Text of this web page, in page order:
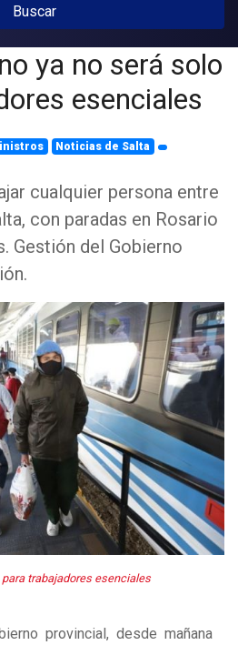
Buscar
ya no será solo
esenciales
Noticias de Salta
cualquier persona entre
con paradas en Rosario
Gestión del Gobierno
trabajadores esenciales
provincial, desde mañana